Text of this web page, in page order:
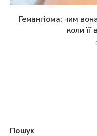
Гемангіома: чим
коли її
Пошук